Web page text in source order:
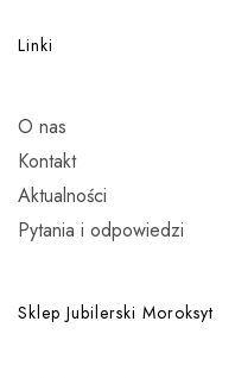
Linki
O nas
Kontakt
Aktualności
Pytania i odpowiedzi
Sklep Jubilerski Moroksyt